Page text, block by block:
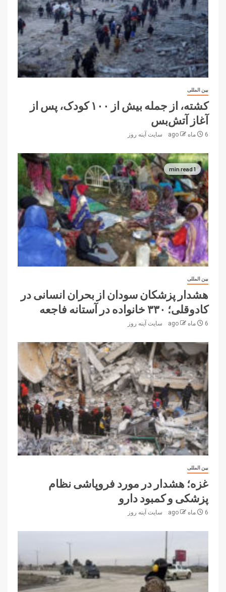
بین المللی
کشته، از جمله بیش از ۱۰۰ کودک، پس از
آغاز آتش‌بس
6 ماه ago سایت آینه‌ روز
1 min read
بین المللی
هشدار پزشکان سودان از بحران انسانی در
کادوقلی؛ ۳۳۰ خانواده در آستانه فاجعه
6 ماه ago سایت آینه‌ روز
بین المللی
غزه؛ هشدار در مورد فروپاشی نظام
پزشکی و کمبود دارو
6 ماه ago سایت آینه‌ روز